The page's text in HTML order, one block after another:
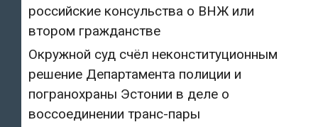
российские консульства о ВНЖ или
втором гражданстве
Окружной суд счёл неконституционным
решение Департамента полиции и
погранохраны Эстонии в деле о
воссоединении транс-пары